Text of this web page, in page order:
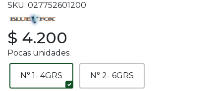
SKU: 027752601200
$ 4.200
Pocas unidades.
N° 1- 4GRS N° 2- 6GRS